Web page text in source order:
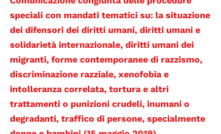
speciali con mandati tematici su: la situazione
dei difensori dei diritti umani, diritti umani e
solidarietà internazionale, diritti umani dei
migranti, forme contemporanee di razzismo,
discriminazione razziale, xenofobia e
intolleranza correlata, tortura e altri
trattamenti o punizioni crudeli, inumani o
degradanti, traffico di persone, specialmente